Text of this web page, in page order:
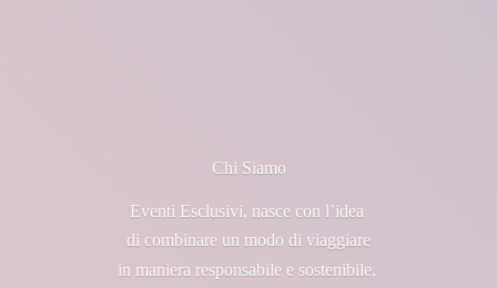
Chi Siamo
Eventi Esclusivi, nasce con l’idea
di combinare un modo di viaggiare
in maniera responsabile e sostenibile,